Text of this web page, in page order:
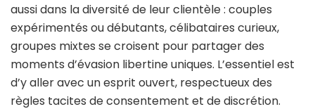
aussi dans la diversité de leur clientèle : couples
expérimentés ou débutants, célibataires curieux,
groupes mixtes se croisent pour partager des
moments d’évasion libertine uniques. L’essentiel est
d’y aller avec un esprit ouvert, respectueux des
règles tacites de consentement et de discrétion.